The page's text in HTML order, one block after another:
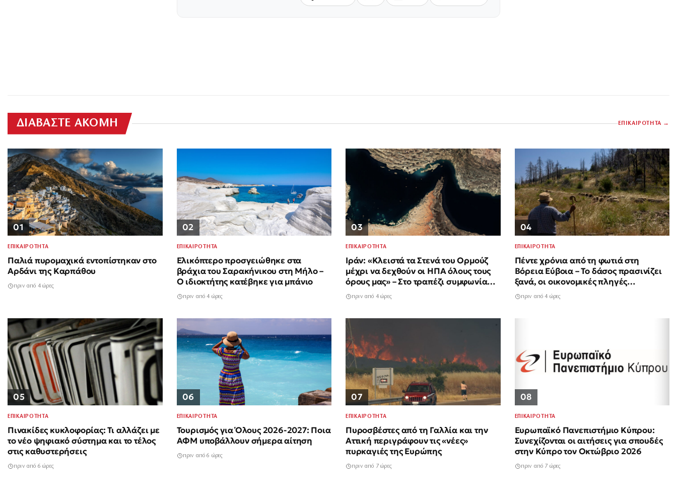
ΔΙΑΒΑΣΤΕ ΑΚΟΜΗ ΕΠΙΚΑΙΡΟΤΗΤΑ
01
ΕΠΙΚΑΙΡΟΤΗΤΑ
Παλιά πυρομαχικά εντοπίστηκαν στο
Αρδάνι της Καρπάθου
πριν από 4 ώρες
02
ΕΠΙΚΑΙΡΟΤΗΤΑ
Ελικόπτερο προσγειώθηκε στα
βράχια του Σαρακήνικου στη Μήλο –
Ο ιδιοκτήτης κατέβηκε για μπάνιο
πριν από 4 ώρες
03
ΕΠΙΚΑΙΡΟΤΗΤΑ
Ιράν: «Κλειστά τα Στενά του Ορμούζ
μέχρι να δεχθούν οι ΗΠΑ όλους τους
όρους μας» – Στο τραπέζι συμφωνία
για το άνοιγμα
πριν από 4 ώρες
04
ΕΠΙΚΑΙΡΟΤΗΤΑ
Πέντε χρόνια από τη φωτιά στη
Βόρεια Εύβοια – Το δάσος πρασινίζει
ξανά, οι οικονομικές πληγές
παραμένουν
πριν από 4 ώρες
05
ΕΠΙΚΑΙΡΟΤΗΤΑ
Πινακίδες κυκλοφορίας: Τι αλλάζει με
το νέο ψηφιακό σύστημα και το τέλος
στις καθυστερήσεις
πριν από 6 ώρες
06
ΕΠΙΚΑΙΡΟΤΗΤΑ
Τουρισμός για Όλους 2026-2027: Ποια
ΑΦΜ υποβάλλουν σήμερα αίτηση
πριν από 6 ώρες
07
ΕΠΙΚΑΙΡΟΤΗΤΑ
Πυροσβέστες από τη Γαλλία και την
Αττική περιγράφουν τις «νέες»
πυρκαγιές της Ευρώπης
πριν από 7 ώρες
08
ΕΠΙΚΑΙΡΟΤΗΤΑ
Ευρωπαϊκό Πανεπιστήμιο Κύπρου:
Συνεχίζονται οι αιτήσεις για σπουδές
στην Κύπρο τον Οκτώβριο 2026
πριν από 7 ώρες